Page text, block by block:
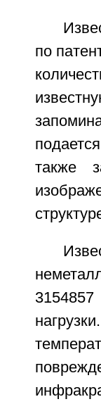
по
также